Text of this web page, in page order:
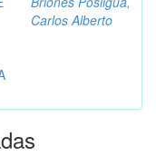
Carlos Alberto